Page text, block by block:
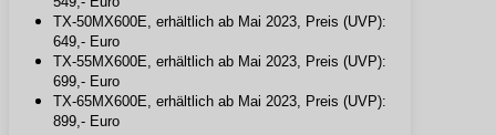
TX-50MX600E, erhältlich ab Mai 2023, Preis (UVP):
649,- Euro
TX-55MX600E, erhältlich ab Mai 2023, Preis (UVP):
699,- Euro
TX-65MX600E, erhältlich ab Mai 2023, Preis (UVP):
899,- Euro